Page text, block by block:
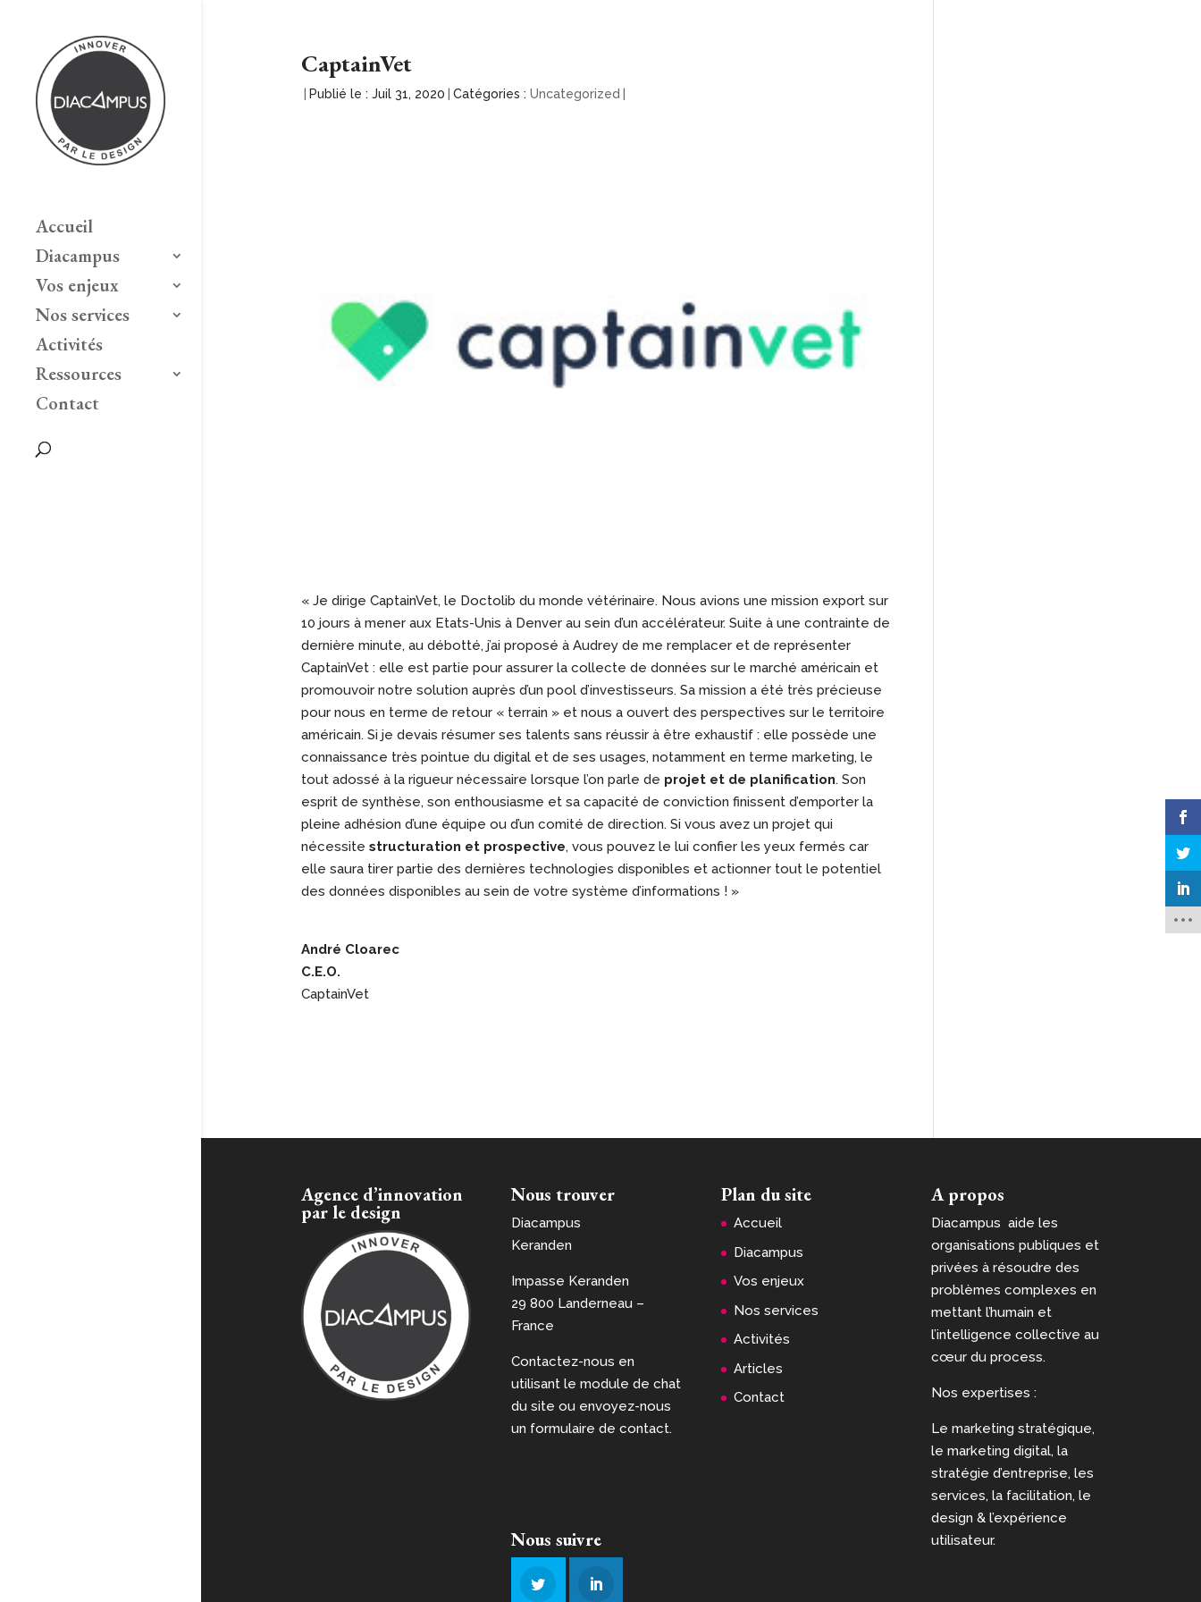
Accueil
Diacampus
Vos enjeux
Nos services
Activités
Ressources
Contact
CaptainVet
Publié le : Juil 31, 2020 Catégories : Uncategorized
« Je dirige CaptainVet, le Doctolib du monde vétérinaire. Nous avions une mission export sur
10 jours à mener aux Etats-Unis à Denver au sein d’un accélérateur. Suite à une contrainte de
dernière minute, au débotté, j’ai proposé à Audrey de me remplacer et de représenter
CaptainVet : elle est partie pour assurer la collecte de données sur le marché américain et
promouvoir notre solution auprès d’un pool d’investisseurs. Sa mission a été très précieuse
pour nous en terme de retour « terrain » et nous a ouvert des perspectives sur le territoire
américain. Si je devais résumer ses talents sans réussir à être exhaustif : elle possède une
connaissance très pointue du digital et de ses usages, notamment en terme marketing, le
tout adossé à la rigueur nécessaire lorsque l’on parle de projet et de planification. Son
esprit de synthèse, son enthousiasme et sa capacité de conviction finissent d’emporter la
pleine adhésion d’une équipe ou d’un comité de direction. Si vous avez un projet qui
nécessite structuration et prospective, vous pouvez le lui confier les yeux fermés car
elle saura tirer partie des dernières technologies disponibles et actionner tout le potentiel
des données disponibles au sein de votre système d’informations ! »
André Cloarec
C.E.O.
CaptainVet
Agence d’innovation
par le design
Nous trouver
Diacampus
Keranden
Impasse Keranden
29 800 Landerneau –
France
Contactez-nous en
utilisant le module de chat
du site ou envoyez-nous
un formulaire de contact.
Nous suivre
Plan du site
Accueil
Diacampus
Vos enjeux
Nos services
Activités
Articles
Contact
A propos
Diacampus aide les
organisations publiques et
privées à résoudre des
problèmes complexes en
mettant l’humain et
l’intelligence collective au
cœur du process.
Nos expertises :
Le marketing stratégique,
le marketing digital, la
stratégie d’entreprise, les
services, la facilitation, le
design & l’expérience
utilisateur.